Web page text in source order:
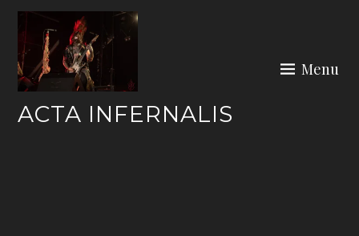
Skip
content
ACTA INFERNALIS
Menu